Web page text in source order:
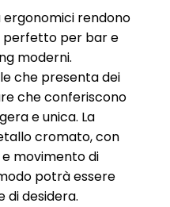
ergonomici rendono
perfetto per bar e
moderni.
che presenta dei
che conferiscono
e unica. La
cromato, con
movimento di
potrà essere
di desidera.